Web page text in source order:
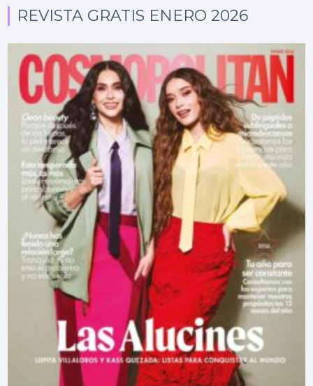
REVISTA GRATIS ENERO 2026